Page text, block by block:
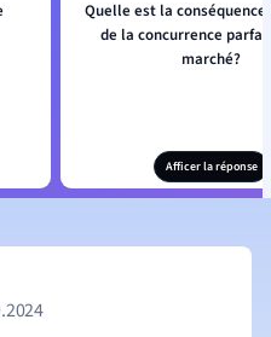
Quelle est la
de la concurrence
marché?
Afficer la réponse